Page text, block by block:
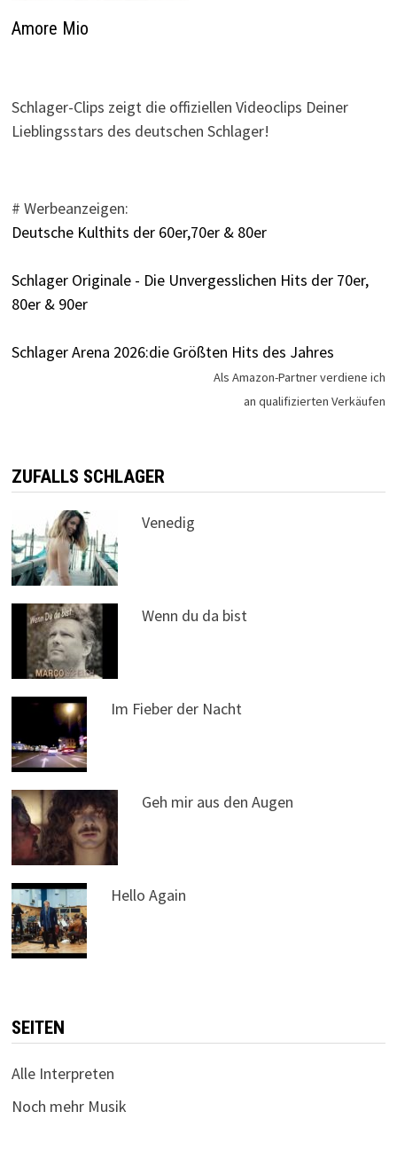
Amore Mio
Schlager-Clips zeigt die offiziellen Videoclips Deiner
Lieblingsstars des deutschen Schlager!
# Werbeanzeigen:
Deutsche Kulthits der 60er,70er & 80er
Schlager Originale - Die Unvergesslichen Hits der 70er,
80er & 90er
Schlager Arena 2026:die Größten Hits des Jahres
Als Amazon-Partner verdiene ich
an qualifizierten Verkäufen
ZUFALLS SCHLAGER
Venedig
Wenn du da bist
Im Fieber der Nacht
Geh mir aus den Augen
Hello Again
SEITEN
Alle Interpreten
Noch mehr Musik